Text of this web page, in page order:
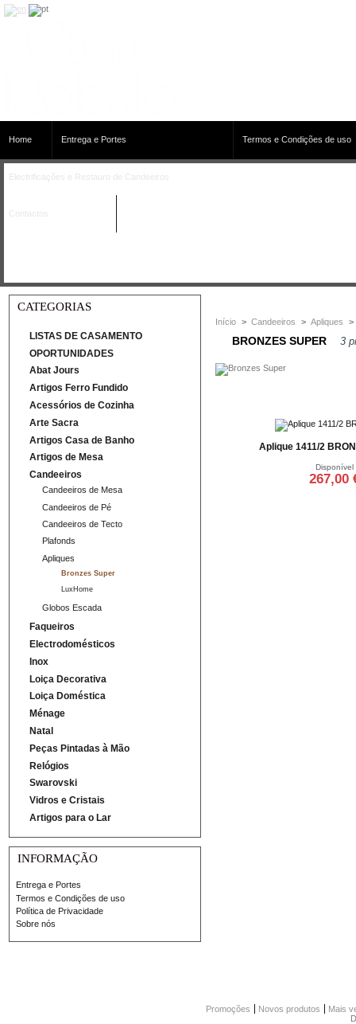
Home Entrega e Portes Termos e Condições de uso
Electrificações e Restauro de Candeeiros
Contactos
CATEGORIAS
LISTAS DE CASAMENTO
OPORTUNIDADES
Abat Jours
Artigos Ferro Fundido
Acessórios de Cozinha
Arte Sacra
Artigos Casa de Banho
Artigos de Mesa
Candeeiros
Candeeiros de Mesa
Candeeiros de Pé
Candeeiros de Tecto
Plafonds
Apliques
Bronzes Super
LuxHome
Globos Escada
Faqueiros
Electrodomésticos
Inox
Loiça Decorativa
Loiça Doméstica
Ménage
Natal
Peças Pintadas à Mão
Relógios
Swarovski
Vidros e Cristais
Artigos para o Lar
INFORMAÇÃO
Entrega e Portes
Termos e Condições de uso
Política de Privacidade
Sobre nós
Início > Candeeiros > Apliques >
BRONZES SUPER 3
Aplique 1411/2
Disponível
267,00
Promoções Novos produtos
Mais